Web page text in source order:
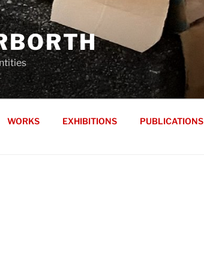
WORKS EXHIBITIONS PUBLICATIONS